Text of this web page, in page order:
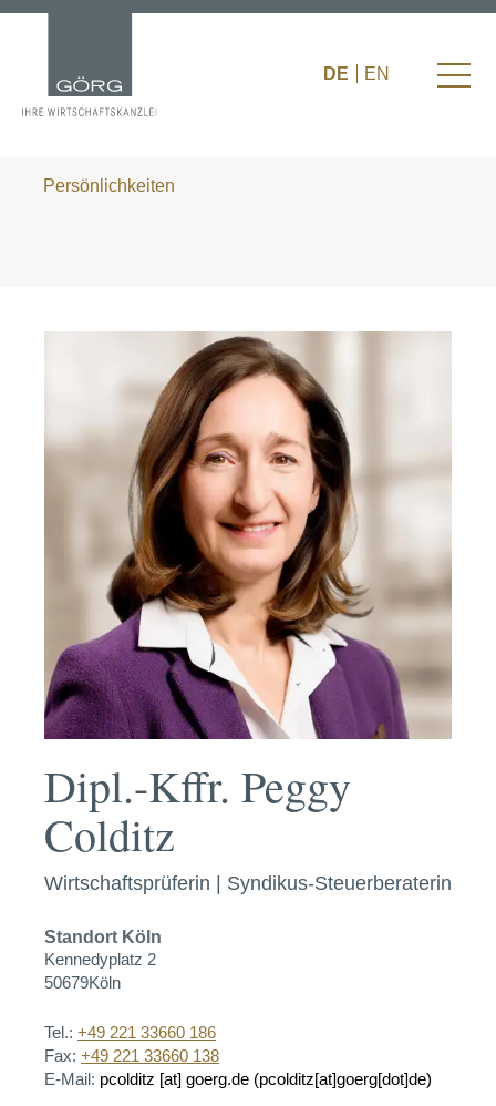
DE EN
Persönlichkeiten
Dipl.-Kffr. Peggy
Colditz
Wirtschaftsprüferin | Syndikus-Steuerberaterin
Standort Köln
Kennedyplatz 2
50679Köln
Tel.: +49 221 33660 186
Fax: +49 221 33660 138
E-Mail: pcolditz [at] goerg.de (pcolditz[at]goerg[dot]de)